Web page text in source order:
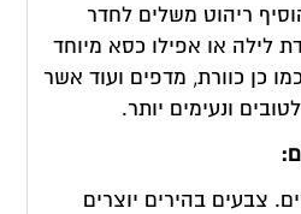
ריהוט משלים לחדר
לילה או אפילו כסא מיוחד
כן כוורת, מדפים ועוד אשר
ונעימים יותר.
צבעים בהירים יוצרים